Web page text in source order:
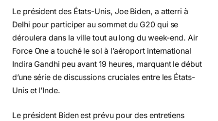
Le président des États-Unis, Joe Biden, a atterri à
Delhi pour participer au sommet du G20 qui se
déroulera dans la ville tout au long du week-end. Air
Force One a touché le sol à l’aéroport international
Indira Gandhi peu avant 19 heures, marquant le début
d’une série de discussions cruciales entre les États-
Unis et l’Inde.
Le président Biden est prévu pour des entretiens